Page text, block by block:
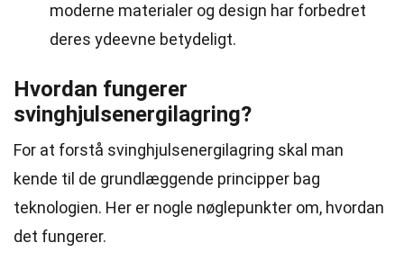
moderne materialer og design har forbedret
deres ydeevne betydeligt.
Hvordan fungerer
svinghjulsenergilagring?
For at forstå svinghjulsenergilagring skal man
kende til de grundlæggende principper bag
teknologien. Her er nogle nøglepunkter om, hvordan
det fungerer.